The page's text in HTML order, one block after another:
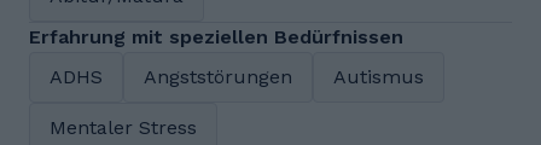
Erfahrung mit speziellen Bedürfnissen
ADHS
Angststörungen Autismus
Mentaler Stress